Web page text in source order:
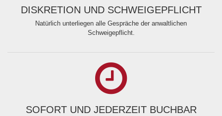
DISKRETION UND SCHWEIGEPFLICHT
Natürlich unterliegen alle Gespräche der anwaltlichen
Schweigepflicht.
SOFORT UND JEDERZEIT BUCHBAR